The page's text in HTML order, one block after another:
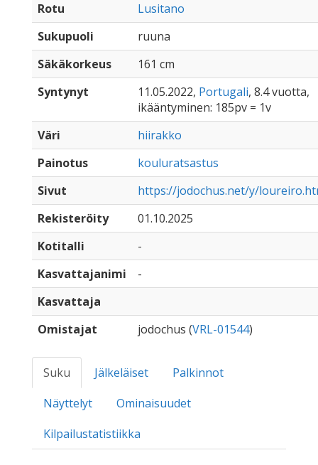
Rotu
Lusitano
Sukupuoli
ruuna
Säkäkorkeus
161 cm
Syntynyt
11.05.2022, Portugali, 8.4 vuotta,
ikääntyminen: 185pv = 1v
Väri
hiirakko
Painotus
kouluratsastus
Sivut
https://jodochus.net/y/
Rekisteröity
01.10.2025
Kotitalli
-
Kasvattajanimi
-
Kasvattaja
Omistajat
jodochus (VRL-01544)
Suku Jälkeläiset
Palkinnot
Näyttelyt
Ominaisuudet
Kilpailustatistiikka